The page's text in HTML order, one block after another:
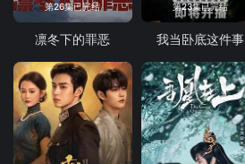
第26集已完结
凛冬下的罪恶
第23集已完结
我当卧底这件事